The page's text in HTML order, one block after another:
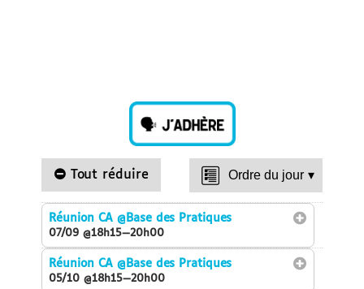
Tout réduire Ordre du jour ▾
Réunion CA@Base des Pratiques
07/09 @18h15—20h00
Réunion CA@Base des Pratiques
05/10 @18h15—20h00